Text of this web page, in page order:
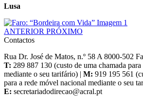
Lusa
ANTERIOR PRÓXIMO
Contactos
Rua Dr. José de Matos, n.º 58 A 8000-502
T: 289 887 130 (custo de uma chamada
mediante o seu tarifário) | M: 919 195 561
para a rede móvel nacional mediante o seu
E: